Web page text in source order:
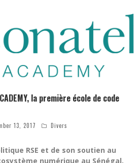
la première école de code
13, 2017 Divers
RSE et de son soutien au
numérique au Sénégal,